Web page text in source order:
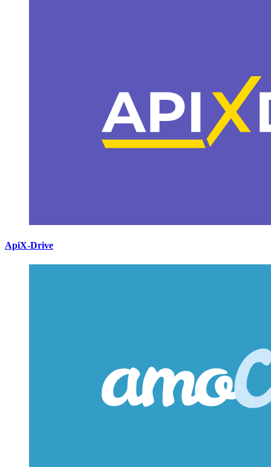
ApiX-Drive